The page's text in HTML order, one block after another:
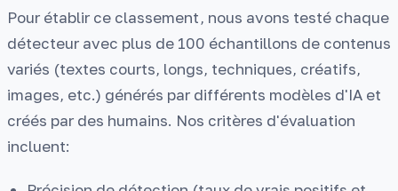
Pour établir ce classement, nous avons testé chaque
détecteur avec plus de 100 échantillons de contenus
variés (textes courts, longs, techniques, créatifs,
images, etc.) générés par différents modèles d'IA et
créés par des humains. Nos critères d'évaluation
incluent: